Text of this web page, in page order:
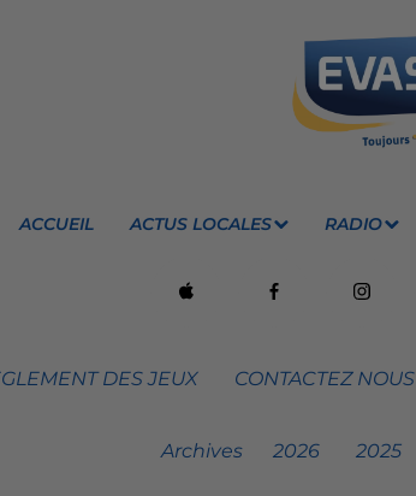
ACCUEIL ACTUS LOCALES RADIO
DES JEUX CONTACTEZ NOUS
Archives 2026 2025